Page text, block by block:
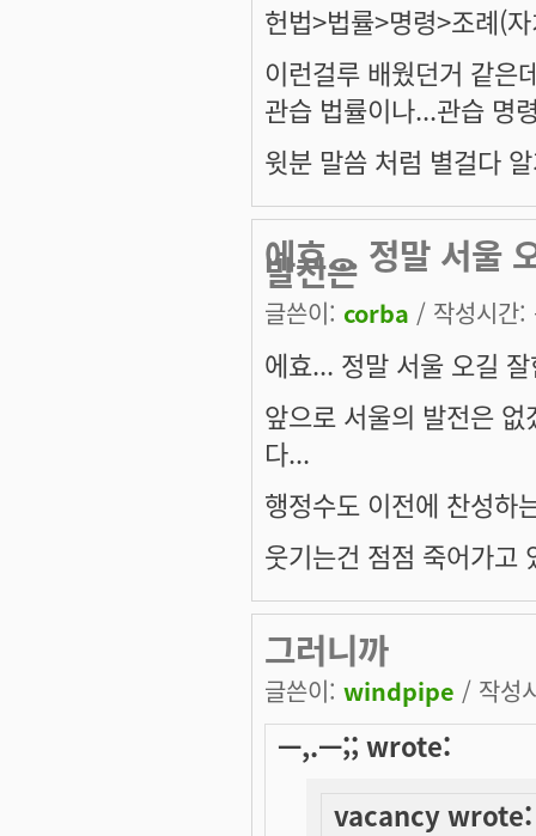
헌법>법률>명령>조례(
이런걸루 배웠던거 같은
관습 법률이나...관습 명
윗분 말씀 처럼 별걸다
에효... 정말 서울
발전은
글쓴이: corba / 작성시간
에효... 정말 서울 오길
앞으로 서울의 발전은
다...
행정수도 이전에 찬성하
웃기는건 점점 죽어가고
그러니까
글쓴이: windpipe / 작성
ㅡ,.ㅡ;; wrote:
vacancy wrote: